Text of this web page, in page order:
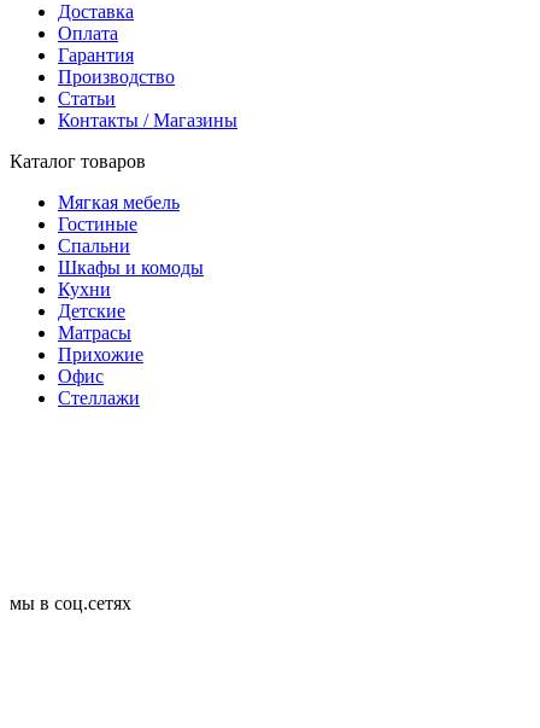
Доставка
Оплата
Гарантия
Производство
Статьи
Контакты / Магазины
Каталог товаров
Мягкая мебель
Гостиные
Спальни
Шкафы и комоды
Кухни
Детские
Матрасы
Прихожие
Офис
Стеллажи
мы в соц.сетях